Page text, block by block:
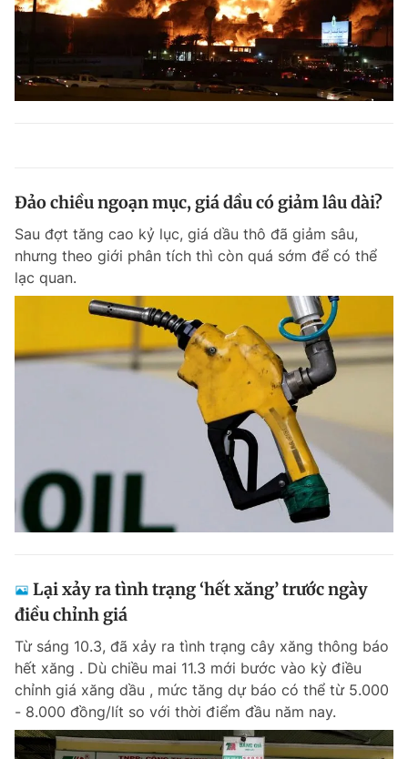
Đảo chiều ngoạn mục, giá dầu có giảm lâu dài?
Sau đợt tăng cao kỷ lục, giá dầu thô đã giảm sâu,
nhưng theo giới phân tích thì còn quá sớm để có thể
lạc quan.
Lại xảy ra tình trạng ‘hết xăng’ trước ngày
điều chỉnh giá
Từ sáng 10.3, đã xảy ra tình trạng cây xăng thông báo
hết xăng . Dù chiều mai 11.3 mới bước vào kỳ điều
chỉnh giá xăng dầu , mức tăng dự báo có thể từ 5.000
- 8.000 đồng/lít so với thời điểm đầu năm nay.